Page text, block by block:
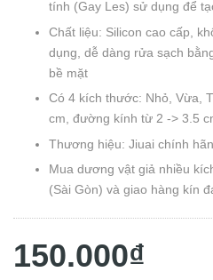
tính (Gay Les) sử dụng để
Chất liệu: Silicon cao cấp,
dụng, dễ dàng rửa sạch
bề mặt
Có 4 kích thước: Nhỏ, Vừa,
cm, đường kính từ 2 -> 3.5
Thương hiệu: Jiuai chính
Mua dương vật giả nhiều
(Sài Gòn) và giao hàng kín
150.000₫